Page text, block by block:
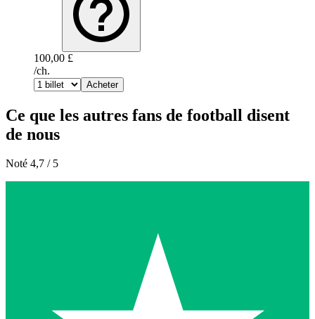
100,00 £
/ch.
Acheter
Ce que les autres fans de football disent
de nous
Noté 4,7 / 5